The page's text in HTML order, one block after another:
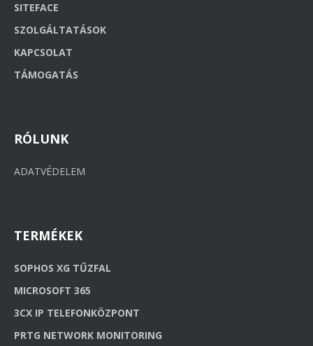
SITEFACE
SZOLGÁLTATÁSOK
KAPCSOLAT
TÁMOGATÁS
RÓLUNK
ADATVÉDELEM
TERMÉKEK
SOPHOS XG TŰZFAL
MICROSOFT 365
3CX IP TELEFONKÖZPONT
PRTG NETWORK MONITORING